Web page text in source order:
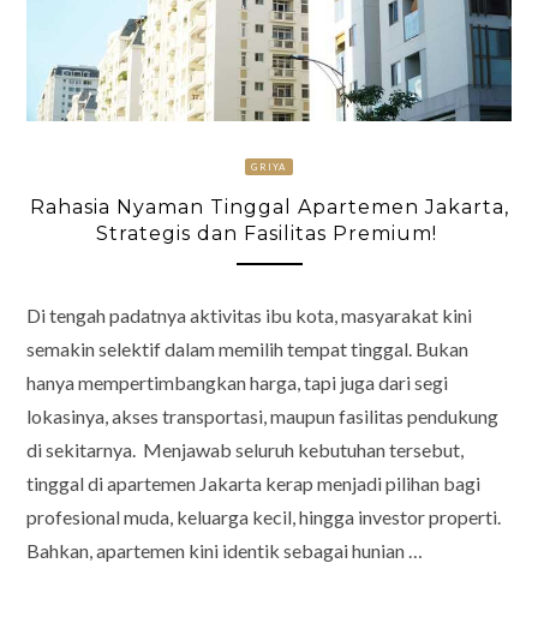
GRIYA
Rahasia Nyaman Tinggal Apartemen Jakarta,
Strategis dan Fasilitas Premium!
Di tengah padatnya aktivitas ibu kota, masyarakat kini
semakin selektif dalam memilih tempat tinggal. Bukan
hanya mempertimbangkan harga, tapi juga dari segi
lokasinya, akses transportasi, maupun fasilitas pendukung
di sekitarnya. Menjawab seluruh kebutuhan tersebut,
tinggal di apartemen Jakarta kerap menjadi pilihan bagi
profesional muda, keluarga kecil, hingga investor properti.
Bahkan, apartemen kini identik sebagai hunian …